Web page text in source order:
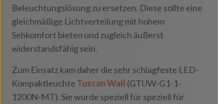
Beleuchtungslösung zu ersetzen. Diese sollte eine
gleichmäßige Lichtverteilung mit hohem
Sehkomfort bieten und zugleich äußerst
widerstandsfähig sein.
Zum Einsatz kam daher die sehr schlagfeste LED-
Kompaktleuchte Tuscan Wall (GTUW-G1-1-
1200N-MT). Sie wurde speziell fürspeziell für